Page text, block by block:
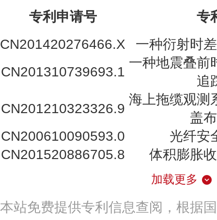
专利申请号
专
CN201420276466.X
一种衍射时
CN201310739693.1
一种地震叠前
追
CN201210323326.9
海上拖缆观测
盖
CN200610090593.0
光纤安
CN201520886705.8
体积膨胀
加载更多
本站免费提供专利信息查阅，根据